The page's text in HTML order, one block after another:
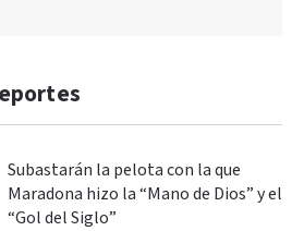
Subastarán la pelota con la que
Maradona hizo la “Mano de Dios” y el
“Gol del Siglo”